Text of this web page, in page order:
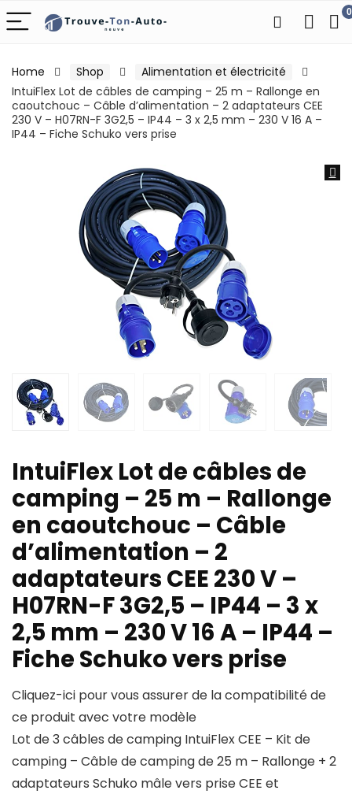
0
Home Shop
Alimentation et électricité
IntuiFlex Lot de câbles de camping – 25 m – Rallonge en
caoutchouc – Câble d’alimentation – 2 adaptateurs CEE
230 V – H07RN-F 3G2,5 – IP44 – 3 x 2,5 mm – 230 V 16 A –
IP44 – Fiche Schuko vers prise
IntuiFlex Lot de câbles de
camping – 25 m – Rallonge
en caoutchouc – Câble
d’alimentation – 2
adaptateurs CEE 230 V –
H07RN-F 3G2,5 – IP44 – 3 x
2,5 mm – 230 V 16 A – IP44 –
Fiche Schuko vers prise
Cliquez-ici pour vous assurer de la compatibilité de
ce produit avec votre modèle
Lot de 3 câbles de camping IntuiFlex CEE – Kit de
camping – Câble de camping de 25 m – Rallonge + 2
adaptateurs Schuko mâle vers prise CEE et